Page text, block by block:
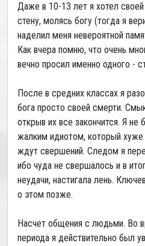
Даже в 10-13 лет я хотел
стену, молясь богу (тогда я
наделил меня невероятной
Как вчера помню, что очень
вечно просил именно одного -
После в средних классах я
бога просто своей смерти.
открыв их все закончится. Я
жалким идиотом, который хуже
ждут свершений. Следом я
ибо чуда не свершалось и в
неудачи, настигала лень.
о этом позже.
Насчет общения с людьми. Во
периода я действительно был